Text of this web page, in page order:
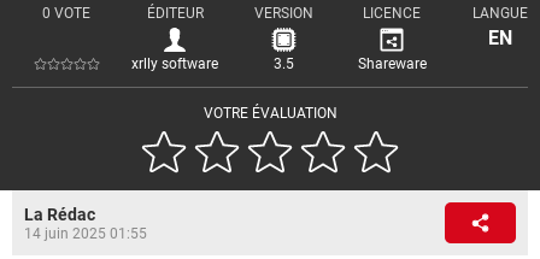
VOTRE ÉVALUATION
0 VOTE ÉDITEUR
xrlly software
VERSION
3.5
LICENCE
Shareware
LANGUE
EN
La Rédac
14 juin 2025 01:55